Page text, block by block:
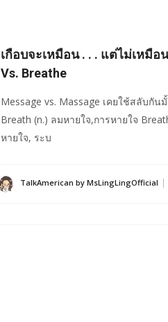
เกือบจะเหมือน . . . แต่ไม่เหมือ
Vs. Breathe
Message vs. Massage เคยใช้สลับกันมั้
Breath (n.) ลมหายใจ,การหายใจ
หายใจ, ระบ
TalkAmerican by MsLingLingOfficial